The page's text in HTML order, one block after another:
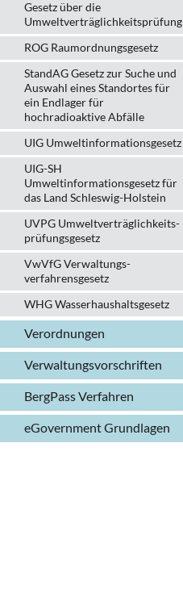
Gesetz über die
Umweltverträglichkeitsprüfung
ROG Raumordnungsgesetz
StandAG Gesetz zur Suche und
Auswahl eines Standortes für
ein Endlager für
hochradioaktive Abfälle
UIG Umweltinformationsgesetz
UIG-SH
Umweltinformationsgesetz für
das Land Schleswig-Holstein
UVPG Umweltverträglich­keits­
prüfungs­gesetz
VwVfG Verwaltungs­
verfahrens­gesetz
WHG Wasserhaushalts­gesetz
Verordnungen
Verwaltungs­vorschriften
BergPass Verfahren
eGovernment Grundlagen